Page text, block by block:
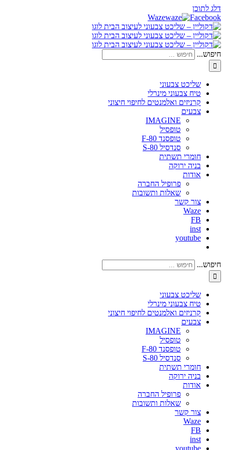
דלג לתוכן
Waze
Facebook
חיפוש...
שליכט צבעוני
טיח צבעוני מינרלי
קרניזים ואלמנטים לחיפוי חיצוני
צבעים
IMAGINE
טופסיל
טופסנד F-80
סנדסיל S-80
חומרי תשתית
בניה ירוקה
אודות
פרופיל החברה
שאלות ותשובות
צור קשר
Waze
FB
inst
youtube
חיפוש...
שליכט צבעוני
טיח צבעוני מינרלי
קרניזים ואלמנטים לחיפוי חיצוני
צבעים
IMAGINE
טופסיל
טופסנד F-80
סנדסיל S-80
חומרי תשתית
בניה ירוקה
אודות
פרופיל החברה
שאלות ותשובות
צור קשר
Waze
FB
inst
youtube